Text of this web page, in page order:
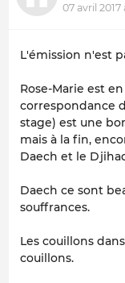
07 avril 2017
L'émission n'est
Rose-Marie est
correspondance
stage) est une
mais à la fin,
Daech et le
Daech ce sont
souffrances.
Les couillons
couillons.